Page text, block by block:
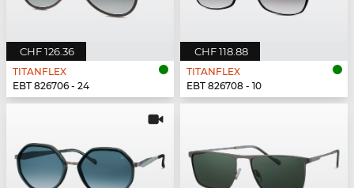
CHF 126.36
TITANFLEX
EBT 826706 - 24
CHF 118.88
TITANFLEX
EBT 826708 - 10